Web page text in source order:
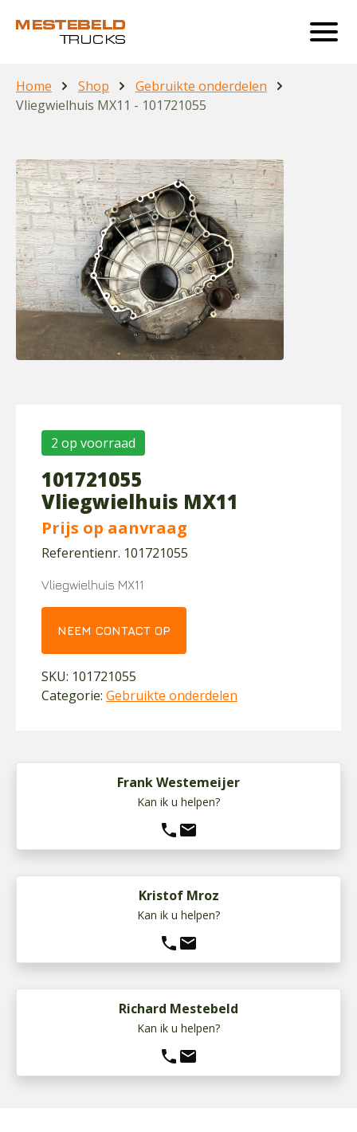
Home Shop
Gebruikte onderdelen
Vliegwielhuis MX11 - 101721055
2 op voorraad
101721055
Vliegwielhuis MX11
Prijs op aanvraag
Referentienr. 101721055
Vliegwielhuis MX11
NEEM CONTACT OP
SKU: 101721055
Categorie: Gebruikte onderdelen
Frank Westemeijer
Kan ik u helpen?
phone mail
Kristof Mroz
Kan ik u helpen?
phone mail
Richard Mestebeld
Kan ik u helpen?
phone mail